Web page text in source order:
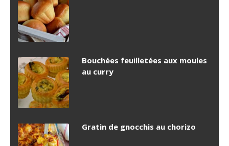
Bouchées feuilletées aux moules
au curry
Gratin de gnocchis au chorizo